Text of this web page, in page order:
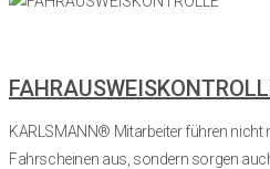
KARLSMANN® Mitarbeiter führen nicht
Fahrscheinen aus, sondern sorgen